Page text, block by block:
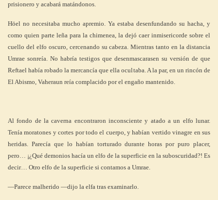
prisionero y acabará matándonos.
Höel no necesitaba mucho apremio. Ya estaba desenfundando su hacha, y
como quien parte leña para la chimenea, la dejó caer inmisericorde sobre el
cuello del elfo oscuro, cercenando su cabeza. Mientras tanto en la distancia
Umrae sonreía. No habría testigos que desenmascarasen su versión de que
Reftael había robado la mercancía que ella ocultaba. A la par, en un rincón de
El Abismo, Vaheraun reía complacido por el engaño mantenido.
Al fondo de la caverna encontraron inconsciente y atado a un elfo lunar.
Tenía moratones y cortes por todo el cuerpo, y habían vertido vinagre en sus
heridas. Parecía que lo habían torturado durante horas por puro placer,
pero… ¡¿Qué demonios hacía un elfo de la superficie en la suboscuridad?! Es
decir… Otro elfo de la superficie si contamos a Umrae.
—Parece malherido —dijo la elfa tras examinarlo.